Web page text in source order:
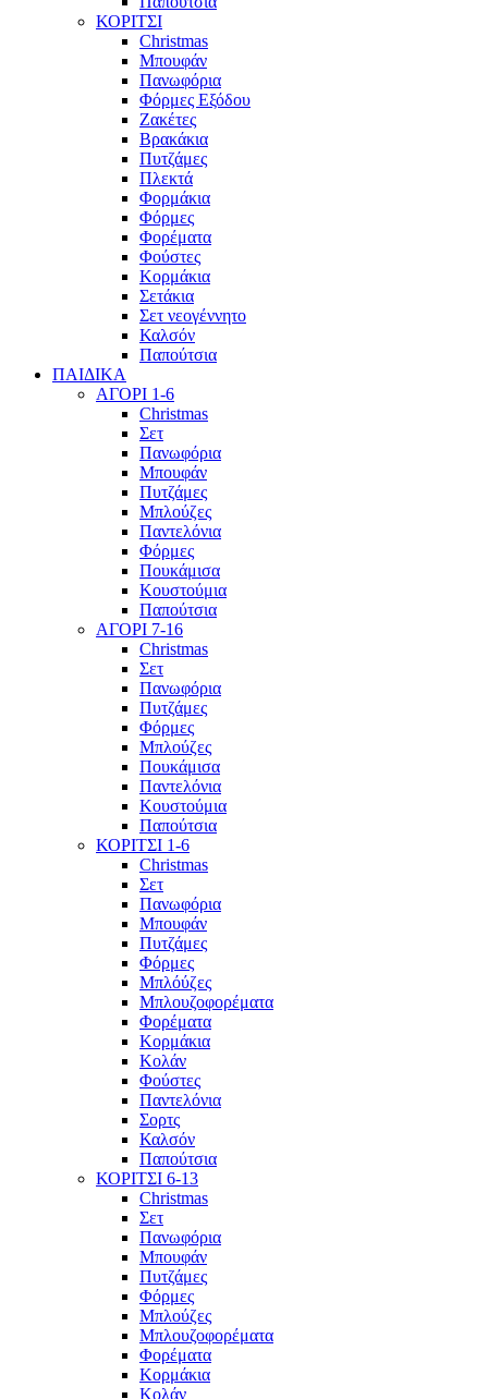
ΚΟΡΙΤΣΙ
Christmas
Μπουφάν
Πανωφόρια
Φόρμες Εξόδου
Ζακέτες
Βρακάκια
Πυτζάμες
Πλεκτά
Φορμάκια
Φόρμες
Φορέματα
Φούστες
Κορμάκια
Σετάκια
Σετ νεογέννητο
Καλσόν
Παπούτσια
ΠΑΙΔΙΚΑ
ΑΓΟΡΙ 1-6
Christmas
Σετ
Πανωφόρια
Μπουφάν
Πυτζάμες
Μπλούζες
Παντελόνια
Φόρμες
Πουκάμισα
Κουστούμια
Παπούτσια
ΑΓΟΡΙ 7-16
Christmas
Σετ
Πανωφόρια
Πυτζάμες
Φόρμες
Μπλούζες
Πουκάμισα
Παντελόνια
Κουστούμια
Παπούτσια
ΚΟΡΙΤΣΙ 1-6
Christmas
Σετ
Πανωφόρια
Μπουφάν
Πυτζάμες
Φόρμες
Μπλόύζες
Μπλουζοφορέματα
Φορέματα
Κορμάκια
Κολάν
Φούστες
Παντελόνια
Σορτς
Καλσόν
Παπούτσια
ΚΟΡΙΤΣΙ 6-13
Christmas
Σετ
Πανωφόρια
Μπουφάν
Πυτζάμες
Φόρμες
Μπλούζες
Μπλουζοφορέματα
Φορέματα
Κορμάκια
Κολάν